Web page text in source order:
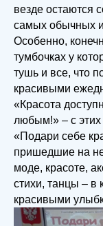
везде остаются
самых обычных
Особенно,
тумбочках у
тушь и все, что
красивыми
«Красота
любым!» – с этих
«Подари себе
пришедшие на
моде, красоте,
стихи, танцы – в
красивыми